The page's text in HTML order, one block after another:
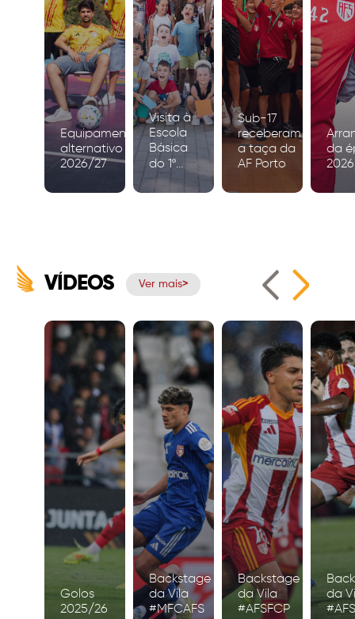
Equipamento
alternativo
2026/27
Visita à
Escola
Básica
do 1º
Ciclo de
Igreja
Sub-17
receberam
a taça da
AF Porto
da
VÍDEOS Ver mais
Golos
2025/26
Backstage
da Vila
#MFCAFS
Backstage
da Vila
#AFSFCP
da